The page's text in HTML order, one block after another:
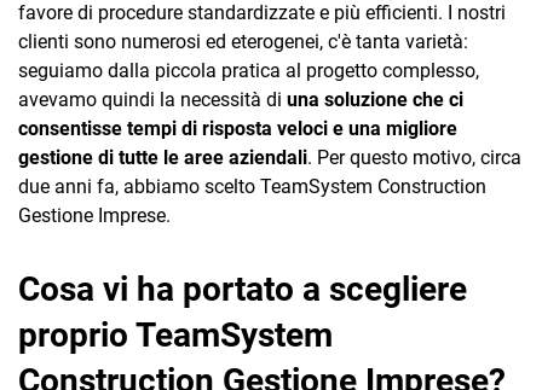
favore di procedure standardizzate e più efficienti. I nostri
clienti sono numerosi ed eterogenei, c'è tanta varietà:
seguiamo dalla piccola pratica al progetto complesso,
avevamo quindi la necessità di una soluzione che ci
consentisse tempi di risposta veloci e una migliore
gestione di tutte le aree aziendali. Per questo motivo, circa
due anni fa, abbiamo scelto TeamSystem Construction
Gestione Imprese.
Cosa vi ha portato a scegliere
proprio TeamSystem
Construction Gestione Imprese?